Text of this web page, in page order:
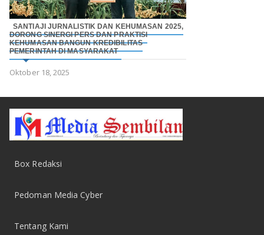
SANTIAJI JURNALISTIK DAN KEHUMASAN 2025,
DORONG SINERGI PERS DAN PRAKTISI
KEHUMASAN BANGUN KREDIBILITAS
PEMERINTAH DI MASYARAKAT
Oktober 18, 2025
Box Redaksi
Pedoman Media Cyber
Tentang Kami